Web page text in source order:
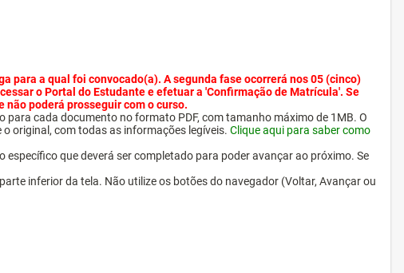
para a qual foi convocado(a). A segunda fase ocorrerá nos 05 (cinco)
o Portal do Estudante e efetuar a 'Confirmação de Matrícula'. Se
poderá prosseguir com o curso.
cada documento no formato PDF, com tamanho máximo de 1MB. O
original, com todas as informações legíveis. Clique aqui para saber como
que deverá ser completado para poder avançar ao próximo. Se
inferior da tela. Não utilize os botões do navegador (Voltar, Avançar ou